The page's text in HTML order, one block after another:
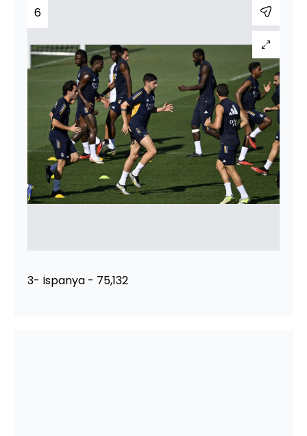
6
3- İspanya - 75,132